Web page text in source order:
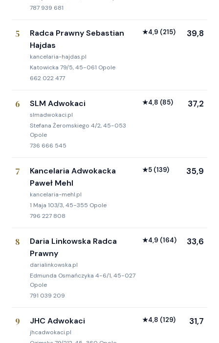
787 939 681
5
Radca Prawny Sebastian
Hajdas
kancelaria-hajdas.pl
Katowicka 79/5, 45-061 Opole
662 022 477
★4,9 (215) 39,8
6 SLM Adwokaci
slmadwokaci.pl
Stefana Żeromskiego 4/2, 45-053
Opole
736 666 545
★4,8 (85) 37,2
7
Kancelaria Adwokacka
Paweł Mehl
kancelaria-mehl.pl
1 Maja 103/3, 45-355 Opole
796 227 808
★5 (139) 35,9
8
Daria Linkowska Radca
Prawny
darialinkowska.pl
Edmunda Osmańczyka 4-6/1, 45-027
Opole
791 039 209
★4,9 (164) 33,6
9 JHC Adwokaci
jhcadwokaci.pl
★4,8 (129) 31,7